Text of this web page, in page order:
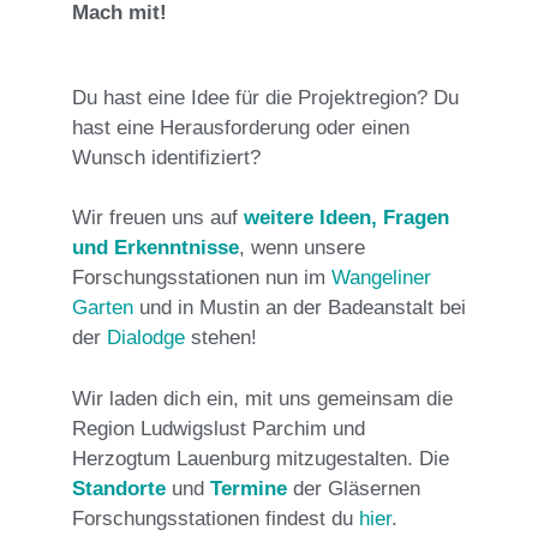
Mach mit!
Du hast eine Idee für die Projektregion? Du
hast eine Herausforderung oder einen
Wunsch identifiziert?
Wir freuen uns auf weitere Ideen, Fragen
und Erkenntnisse, wenn unsere
Forschungsstationen nun im Wangeliner
Garten und in Mustin an der Badeanstalt bei
der Dialodge stehen!
Wir laden dich ein, mit uns gemeinsam die
Region Ludwigslust Parchim und
Herzogtum Lauenburg mitzugestalten. Die
Standorte und Termine der Gläsernen
Forschungsstationen findest du hier.